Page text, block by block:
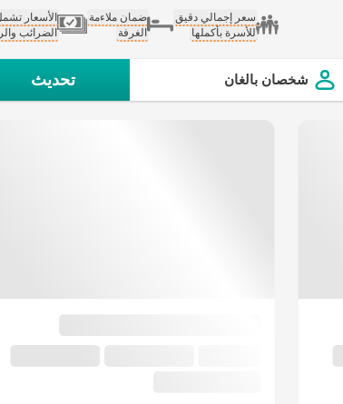
سعر إجمالي دقيق
للأسرة بأكملها
ضمان ملاءمة
الغرفة
الأسعار
الضرائب
شخصان بالغان تحديث